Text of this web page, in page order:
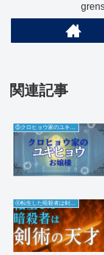
関連記事
⑤クロヒョウ家のユキヒョウお嬢様